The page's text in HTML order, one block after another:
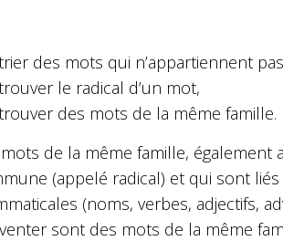
des mots qui n’appartiennent
le radical d’un mot,
des mots de la même famille.
de la même famille, également
(appelé radical) et qui sont
(noms, verbes, adjectifs,
sont des mots de la même